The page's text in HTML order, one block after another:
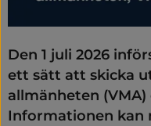
Den 1 juli 2026
ett sätt att skicka
allmänheten
Informationen kan